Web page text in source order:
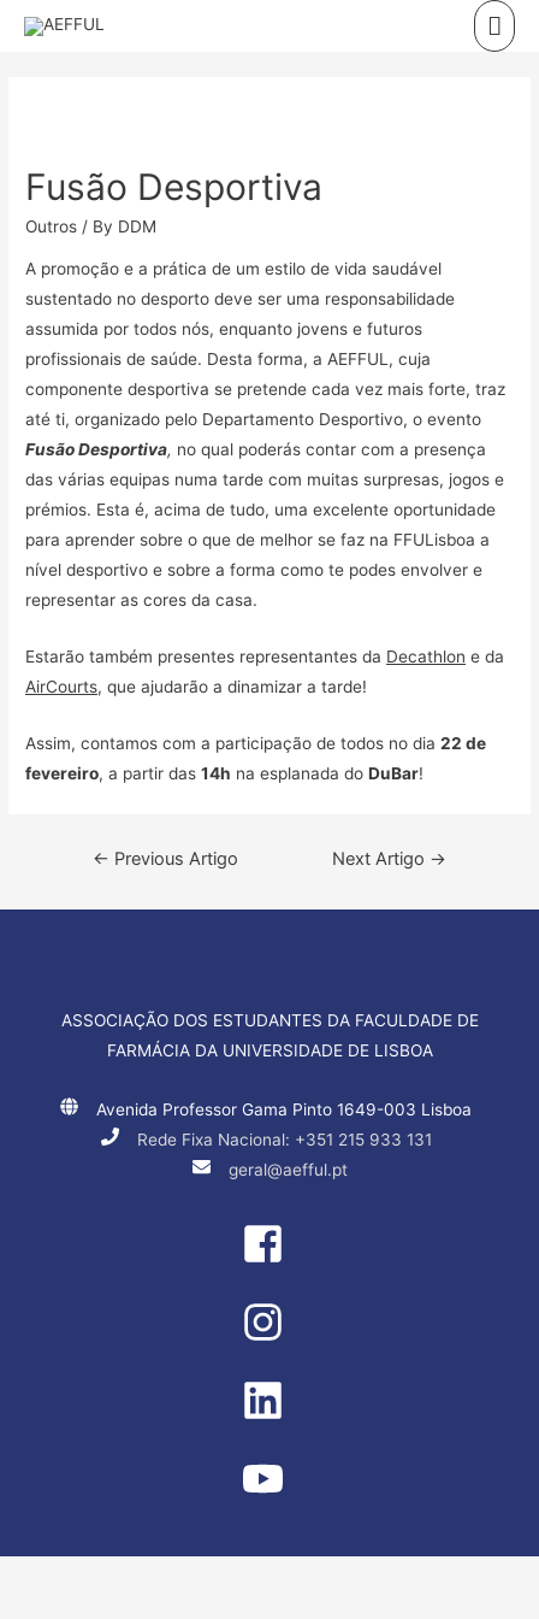
Skip
Fusão Desportiva
Outros / By DDM
A promoção e a prática de um estilo de vida saudável
sustentado no desporto deve ser uma responsabilidade
assumida por todos nós, enquanto jovens e futuros
profissionais de saúde. Desta forma, a AEFFUL, cuja
componente desportiva se pretende cada vez mais forte, traz
até ti, organizado pelo Departamento Desportivo, o evento
Fusão Desportiva, no qual poderás contar com a presença
das várias equipas numa tarde com muitas surpresas, jogos e
prémios. Esta é, acima de tudo, uma excelente oportunidade
para aprender sobre o que de melhor se faz na FFULisboa a
nível desportivo e sobre a forma como te podes envolver e
representar as cores da casa.
Estarão também presentes representantes da Decathlon e da
AirCourts, que ajudarão a dinamizar a tarde!
Assim, contamos com a participação de todos no dia22 de
fevereiro, a partir das14h na esplanada doDuBar!
Navegação
artigos
← Previous Artigo Next Artigo →
ASSOCIAÇÃO DOS ESTUDANTES DA FACULDADE DE
FARMÁCIA DA UNIVERSIDADE DE LISBOA
Avenida Professor Gama Pinto 1649-003 Lisboa
Rede Fixa Nacional: +351 215 933 131
geral@aefful.pt